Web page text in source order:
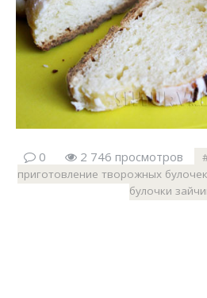
0 2 746 просмотров
приготовление творожных
булочки